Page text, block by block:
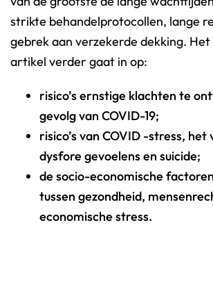
strikte behandelprotocollen, lange
gebrek aan verzekerde dekking.
artikel verder gaat in op:
risico’s ernstige klachten te
gevolg van COVID-19;
risico’s van COVID -stress,
dysfore gevoelens en suicide;
de socio-economische
tussen gezondheid,
economische stress.